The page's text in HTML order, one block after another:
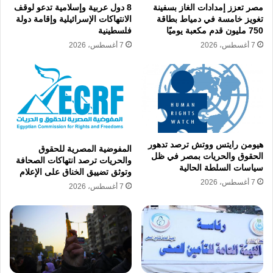
وتواصل البعثات المصرية المختصة متابعة أوضاع
والتنظيمية لموسم الحج، بما يضمن أداء المناسك
في أجواء صحية وآمنة.
«محمد سرور وصبري الششتاوي»..
رفع 4 أسماء من قوائم الإرهاب بقرار
من جنايات بدر
أصدرت محكمة جنايات أول درجة بالقاهرة، الدائرة
الثانية جنائي بدر، قرارًا برفع أسماء أربعة أشخاص
من قوائم الكيانات الإرهابية والإرهابيين، وذلك خلال
مصر تعزز إمدادات الغاز بسفينة
تغويز خامسة في دمياط بطاقة
750 مليون قدم مكعبة يوميًا
7 أغسطس، 2026
8 دول عربية وإسلامية تدعو لوقف
الانتهاكات الإسرائيلية وإقامة دولة
فلسطينية
7 أغسطس، 2026
هيومن رايتس ووتش ترصد تدهور
الحقوق والحريات بمصر في ظل
سياسات السلطة الحالية
7 أغسطس، 2026
المفوضية المصرية للحقوق
والحريات ترصد انتهاكات الصحافة
وتوثق تضييق الخناق على الإعلام
7 أغسطس، 2026